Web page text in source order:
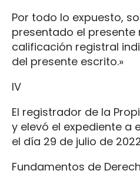
Por todo lo expuesto,
presentado el
calificación registral
del presente escrito.»
IV
El registrador de la
y elevó el expediente a
el día 29 de julio de
Fundamentos de